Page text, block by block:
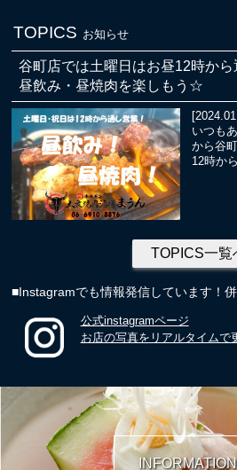
TOPICS お知らせ
谷町店では土曜日はお昼12時から
昼飲み・昼焼肉を楽しもう☆
いつも
から谷
12時か
TOPICS一覧
■Instagramでも情報発信しています！併
公式instagramページ
お店の写真をリアルタイムで
INFORMATION